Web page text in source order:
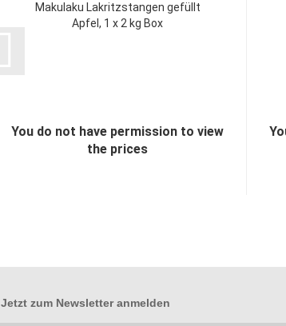
Makulaku Lakritzstangen gefüllt
Apfel, 1 x 2 kg Box
You do not have permission to view
the prices
Jetzt zum Newsletter anmelden